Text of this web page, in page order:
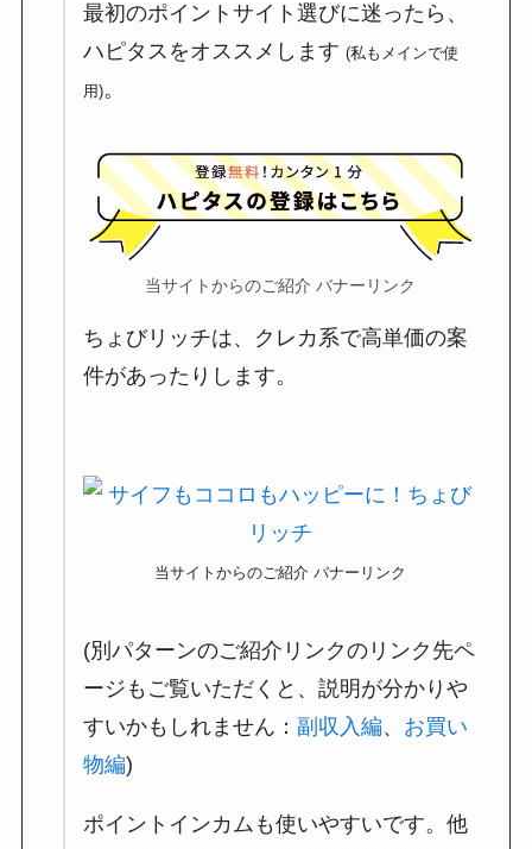
最初のポイントサイト選びに迷ったら、
ハピタスをオススメします (私もメインで使
用)。
当サイトからのご紹介 バナーリンク
ちょびリッチは、クレカ系で高単価の案
件があったりします。
当サイトからのご紹介 バナーリンク
(別パターンのご紹介リンクのリンク先ペ
ージもご覧いただくと、説明が分かりや
すいかもしれません： 副収入編、 お買い
物編)
ポイントインカムも使いやすいです。他